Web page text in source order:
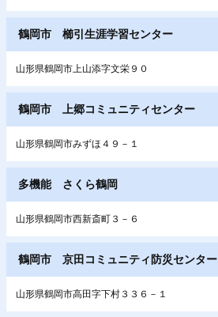
鶴岡市 櫛引生涯学習センター
山形県鶴岡市上山添字文栄９０
鶴岡市 上郷コミュニティセンター
山形県鶴岡市みずほ４９－１
多機能 さくら鶴岡
山形県鶴岡市西新斎町３－６
鶴岡市 京田コミュニティ防災センター
山形県鶴岡市高田字下村３３６－１